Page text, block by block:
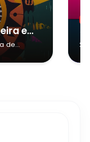
55ª Festa da Cerejeira em Flor - CAMPOS DO JORDÃO
de
- Campos